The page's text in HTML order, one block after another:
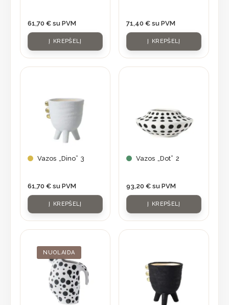
61,70 € su PVM
Į KREPŠELĮ
71,40 € su PVM
Į KREPŠELĮ
Vazos „Dino” 3
61,70 € su PVM
Į KREPŠELĮ
Vazos „Dot” 2
93,20 € su PVM
Į KREPŠELĮ
NUOLAIDA
was:
56,90 €.
is: